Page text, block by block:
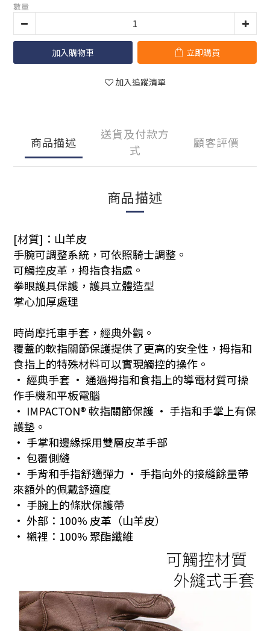
數量
加入購物車 立即購買
加入追蹤清單
商品描述
送貨及付款方
式
顧客評價
商品描述
[材質]：山羊皮
手腕可調整系統，可依照騎士調整。
可觸控皮革，拇指食指處。
拳眼護具保護，護具立體造型
掌心加厚處理
時尚摩托車手套，經典外觀。
覆蓋的軟指關節保護提供了更高的安全性，拇指和
食指上的特殊材料可以實現觸控的操作。
• 經典手套 • 通過拇指和食指上的導電材質可操
作手機和平板電腦
• IMPACTON® 軟指關節保護 • 手指和手掌上有保
護墊。
• 手掌和邊緣採用雙層皮革手部
• 包覆側縫
• 手背和手指舒適彈力 • 手指向外的接縫餘量帶
來額外的佩戴舒適度
• 手腕上的條狀保護帶
• 外部： 100% 皮革（山羊皮）
• 襯裡： 100%聚酯纖維